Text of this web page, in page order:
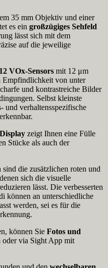
35 mm Objektiv und einer
es ein großzügiges Sehfeld
lässt sich mit dem
auf die jeweilige
VOx-Sensors mit 12 μm
Empfindlichkeit von unter
und kontrastreiche Bilder
Selbst kleinste
und verhaltensspezifische
zeigt Ihnen eine Fülle
Stücke als auch der
die zusätzlichen roten und
sich die visuelle
lässt. Die verbesserten
können an unterschiedliche
werden, sei es für die
können Sie Fotos und
via Sight App mit